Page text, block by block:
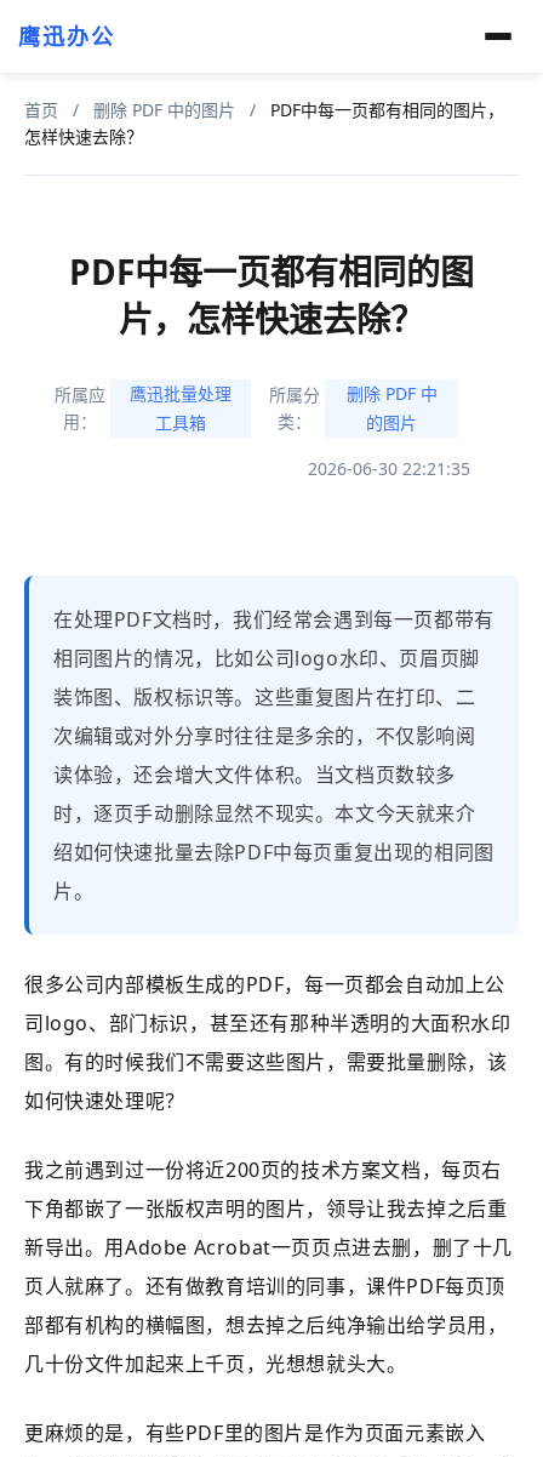
鹰迅办公
首页 / 删除 PDF 中的图片 /
PDF中每一页都有相同的图片，
怎样快速去除？
PDF中每一页都有相同的图
片，怎样快速去除？
所属应
用：
鹰迅批量处理
工具箱
所属分
类：
删除 PDF 中
的图片
2026-06-30 22:21:35
在处理PDF文档时，我们经常会遇到每一页都带有
相同图片的情况，比如公司logo水印、页眉页脚
装饰图、版权标识等。这些重复图片在打印、二
次编辑或对外分享时往往是多余的，不仅影响阅
读体验，还会增大文件体积。当文档页数较多
时，逐页手动删除显然不现实。本文今天就来介
绍如何快速批量去除PDF中每页重复出现的相同图
片。
很多公司内部模板生成的PDF，每一页都会自动加上公
司logo、部门标识，甚至还有那种半透明的大面积水印
图。有的时候我们不需要这些图片，需要批量删除，该
如何快速处理呢？
我之前遇到过一份将近200页的技术方案文档，每页右
下角都嵌了一张版权声明的图片，领导让我去掉之后重
新导出。用Adobe Acrobat一页页点进去删，删了十几
页人就麻了。还有做教育培训的同事，课件PDF每页顶
部都有机构的横幅图，想去掉之后纯净输出给学员用，
几十份文件加起来上千页，光想想就头大。
更麻烦的是，有些PDF里的图片是作为页面元素嵌入